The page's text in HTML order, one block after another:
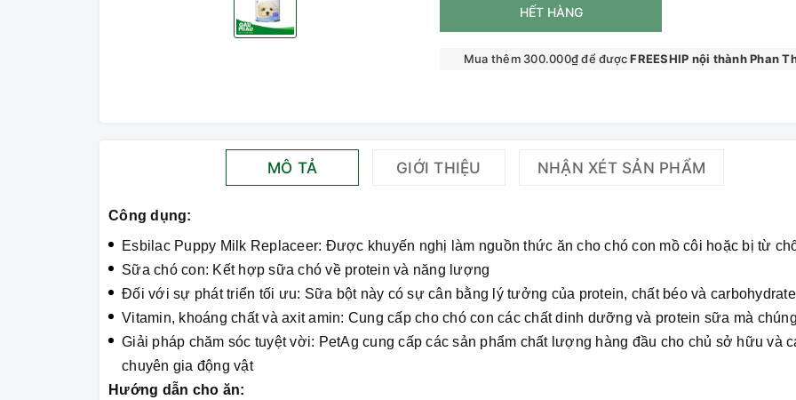
HẾT HÀNG
Mua thêm 300.000₫ để đượcFREESHIP nội thành Phan
MÔ TẢ GIỚI THIỆU NHẬN XÉT SẢN PHẨM
Công dụng:
Esbilac Puppy Milk Replaceer: Được khuyến nghị làm nguồn thức ăn cho chó con mồ côi hoặc bị từ
Sữa chó con: Kết hợp sữa chó về protein và năng lượng
Đối với sự phát triển tối ưu: Sữa bột này có sự cân bằng lý tưởng của protein, chất béo và carbohydrate
Vitamin, khoáng chất và axit amin: Cung cấp cho chó con các chất dinh dưỡng và protein sữa mà
Giải pháp chăm sóc tuyệt vời: PetAg cung cấp các sản phẩm chất lượng hàng đầu cho chủ sở hữu và
chuyên gia động vật
Hướng dẫn cho ăn: